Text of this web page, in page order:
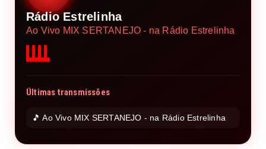
Rádio Estrelinha
Ao Vivo MIX SERTANEJO - na Rádio Estrelinha
Últimas transmissões
🎵 Ao Vivo MIX SERTANEJO - na Rádio Estrelinha